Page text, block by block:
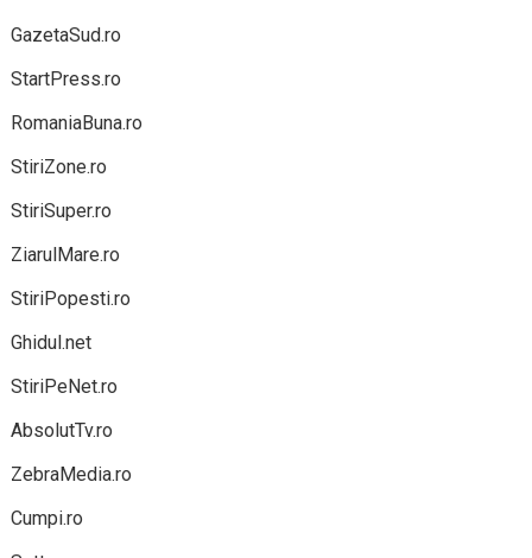
GazetaSud.ro
StartPress.ro
RomaniaBuna.ro
StiriZone.ro
StiriSuper.ro
ZiarulMare.ro
StiriPopesti.ro
Ghidul.net
StiriPeNet.ro
AbsolutTv.ro
ZebraMedia.ro
Cumpi.ro